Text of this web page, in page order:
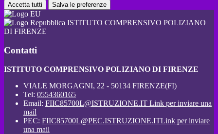
Accetta tutti Salva le preferenze
ISTITUTO COMPRENSIVO POLIZIANO
DI FIRENZE
Contatti
ISTITUTO COMPRENSIVO POLIZIANO DI FIRENZE
VIALE MORGAGNI, 22 - 50134 FIRENZE(FI)
Tel: 0554360165
Email: FIIC85700L@ISTRUZIONE.IT Link per inviare una
mail
PEC: FIIC85700L@PEC.ISTRUZIONE.ITLink per inviare
una mail